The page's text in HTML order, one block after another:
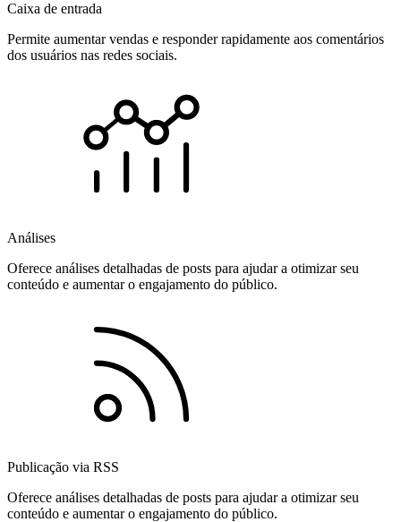
Caixa de entrada
Permite aumentar vendas e responder rapidamente aos comentários
dos usuários nas redes sociais.
Análises
Oferece análises detalhadas de posts para ajudar a otimizar seu
conteúdo e aumentar o engajamento do público.
Publicação via RSS
Oferece análises detalhadas de posts para ajudar a otimizar seu
conteúdo e aumentar o engajamento do público.